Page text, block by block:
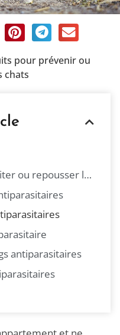
pour prévenir ou
chats
Produits pour éviter ou repousser les insectes chez les chats
antiparasitaires